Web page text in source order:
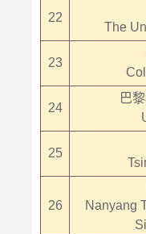
22
The
23
24
巴
25
26
Nanyang